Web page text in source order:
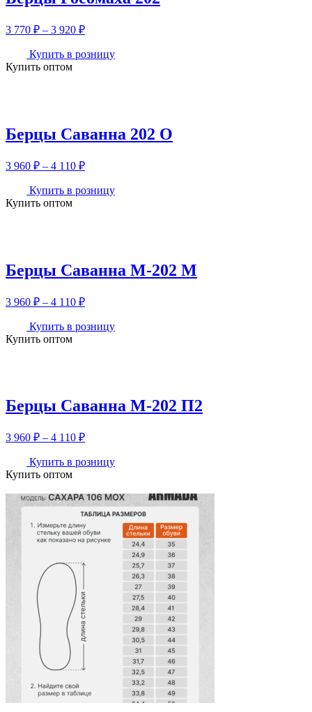
3 770 ₽ – 3 920 ₽Диапазон
3
Купить в розницу
Купить оптом
Берцы Саванна 202 О
3 960 ₽ – 4 110 ₽Диапазон
3
Купить в розницу
Купить оптом
Берцы Саванна М-202 М
3 960 ₽ – 4 110 ₽Диапазон
3
Купить в розницу
Купить оптом
Берцы Саванна М-202 П2
3 960 ₽ – 4 110 ₽Диапазон
3
4
110 ₽
Купить в розницу
Купить оптом